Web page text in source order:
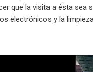
que la visita a ésta sea
electrónicos y la